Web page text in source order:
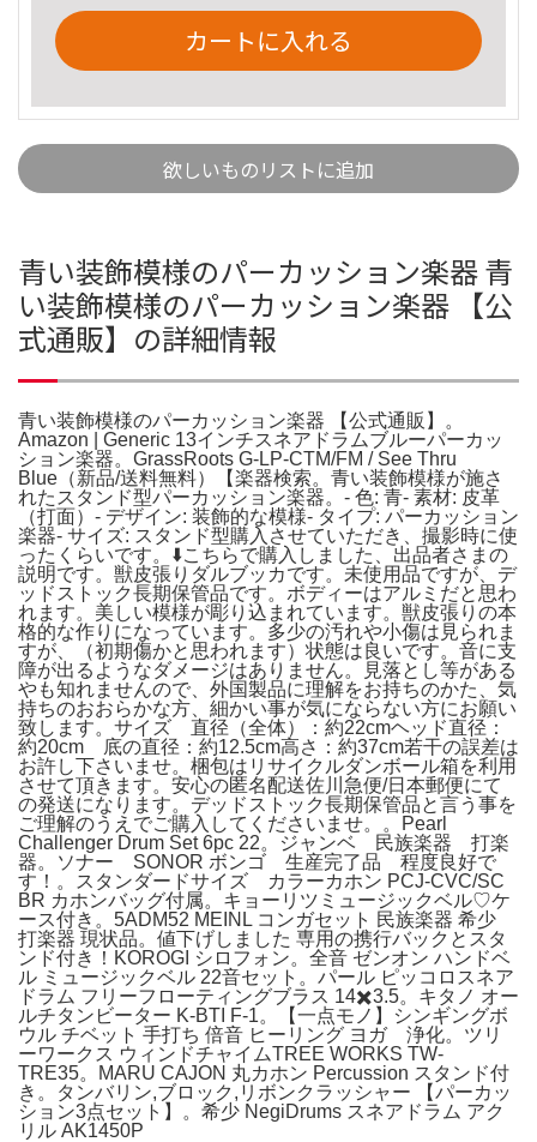
カートに入れる
欲しいものリストに追加
青い装飾模様のパーカッション楽器 青
い装飾模様のパーカッション楽器 【公
式通販】の詳細情報
青い装飾模様のパーカッション楽器 【公式通販】。
Amazon | Generic 13インチスネアドラムブルーパーカッ
ション楽器。GrassRoots G-LP-CTM/FM / See Thru
Blue（新品/送料無料）【楽器検索。青い装飾模様が施さ
れたスタンド型パーカッション楽器。- 色: 青- 素材: 皮革
（打面）- デザイン: 装飾的な模様- タイプ: パーカッション
楽器- サイズ: スタンド型購入させていただき、撮影時に使
ったくらいです。⬇️こちらで購入しました、出品者さまの
説明です。獣皮張りダルブッカです。未使用品ですが、デ
ッドストック長期保管品です。ボディーはアルミだと思わ
れます。美しい模様が彫り込まれています。獣皮張りの本
格的な作りになっています。多少の汚れや小傷は見られま
すが、（初期傷かと思われます）状態は良いです。音に支
障が出るようなダメージはありません。見落とし等がある
やも知れませんので、外国製品に理解をお持ちのかた、気
持ちのおおらかな方、細かい事が気にならない方にお願い
致します。サイズ 直径（全体）：約22cmヘッド直径：
約20cm 底の直径：約12.5cm高さ：約37cm若干の誤差は
お許し下さいませ。梱包はリサイクルダンボール箱を利用
させて頂きます。安心の匿名配送佐川急便/日本郵便にて
の発送になります。デッドストック長期保管品と言う事を
ご理解のうえでご購入してくださいませ。。Pearl
Challenger Drum Set 6pc 22。ジャンベ 民族楽器 打楽
器。ソナー SONOR ボンゴ 生産完了品 程度良好で
す！。スタンダードサイズ カラーカホン PCJ-CVC/SC
BR カホンバッグ付属。キョーリツミュージックベル♡︎ケ
ース付き。5ADM52 MEINL コンガセット 民族楽器 希少
打楽器 現状品。値下げしました 専用の携行バックとスタ
ンド付き！KOROGI シロフォン。全音 ゼンオン ハンドベ
ル ミュージックベル 22音セット。パール ピッコロスネア
ドラム フリーフローティングブラス 14✖️3.5。キタノ オー
ルチタンビーター K-BTI F-1。【一点モノ】シンギングボ
ウル チベット 手打ち 倍音 ヒーリング ヨガ 浄化。ツリ
ーワークス ウィンドチャイムTREE WORKS TW-
TRE35。MARU CAJON 丸カホン Percussion スタンド付
き。タンバリン,ブロック,リボンクラッシャー 【パーカッ
ション3点セット】。希少 NegiDrums スネアドラム アク
リル AK1450P